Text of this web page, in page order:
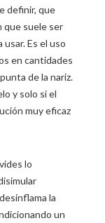
definir, que
que suele ser
Es el uso
en cantidades
de la nariz.
y solo si el
muy eficaz
lo
la
un